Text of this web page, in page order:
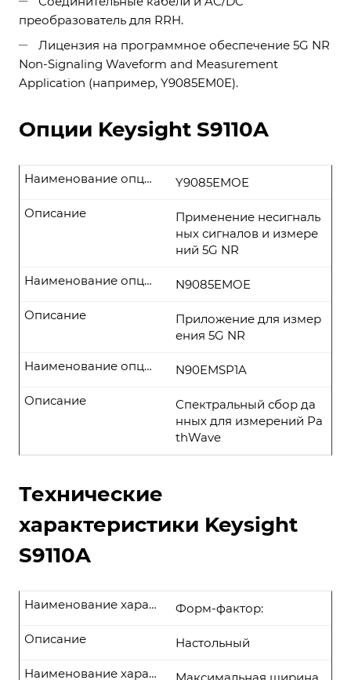
преобразователь для RRH.
Лицензия на программное обеспечение 5G NR
Non-Signaling Waveform and Measurement
Application (например, Y9085EM0E).
Опции Keysight S9110A
Y9085EMOE
Наименование опции
Применение несигналь
ных сигналов и измере
ний 5G NR
Описание
N9085EMOE
Наименование опции
Приложение для измер
ения 5G NR
Описание
N90EMSP1A
Наименование опции
Спектральный сбор да
нных для измерений Pa
thWave
Описание
Технические
характеристики Keysight
S9110A
Форм-фактор:
Наименование характеристики
Настольный
Описание
Наименование характеристики